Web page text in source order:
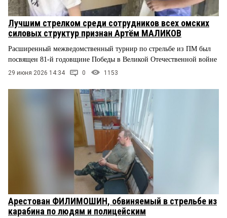
Лучшим стрелком среди сотрудников всех омских
силовых структур признан Артём МАЛИКОВ
Расширенный межведомственный турнир по стрельбе из ПМ был
посвящен 81-й годовщине Победы в Великой Отечественной войне
29 июня 2026 14:34 0 1153
Арестован ФИЛИМОШИН, обвиняемый в стрельбе из
карабина по людям и полицейским